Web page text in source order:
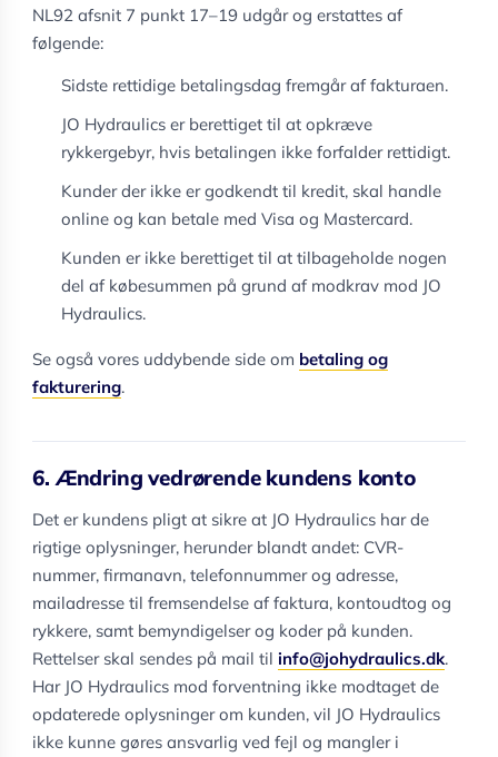
NL92 afsnit 7 punkt 17–19 udgår og erstattes af
følgende:
Sidste rettidige betalingsdag fremgår af fakturaen.
JO Hydraulics er berettiget til at opkræve
rykkergebyr, hvis betalingen ikke forfalder rettidigt.
Kunder der ikke er godkendt til kredit, skal handle
online og kan betale med Visa og Mastercard.
Kunden er ikke berettiget til at tilbageholde nogen
del af købesummen på grund af modkrav mod JO
Hydraulics.
Se også vores uddybende side om betaling og
fakturering.
6. Ændring vedrørende kundens konto
Det er kundens pligt at sikre at JO Hydraulics har de
rigtige oplysninger, herunder blandt andet: CVR-
nummer, firmanavn, telefonnummer og adresse,
mailadresse til fremsendelse af faktura, kontoudtog og
rykkere, samt bemyndigelser og koder på kunden.
Rettelser skal sendes på mail til info@johydraulics.dk.
Har JO Hydraulics mod forventning ikke modtaget de
opdaterede oplysninger om kunden, vil JO Hydraulics
ikke kunne gøres ansvarlig ved fejl og mangler i